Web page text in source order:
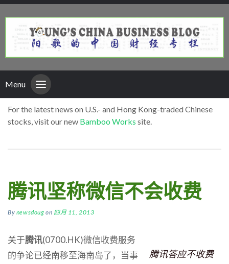
Menu
For the latest news on U.S.- and Hong Kong-traded Chinese
stocks, visit our new Bamboo Works site.
腾讯坚称微信不会收费
By newsdoug on 四月 11, 2013
腾讯答应不收费
关于腾讯(0700.HK)微信收费服务
的争论已经南移至海南岛了，当事